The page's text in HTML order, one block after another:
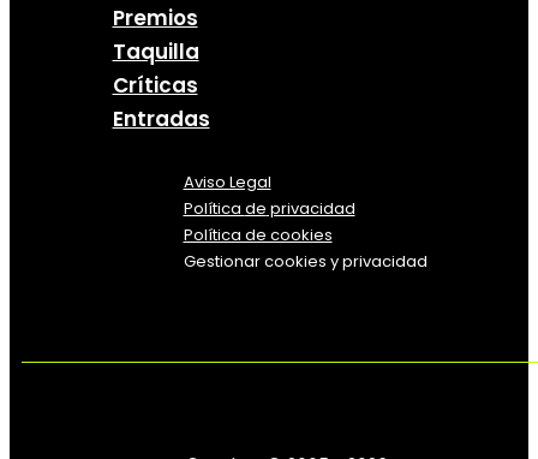
Premios
Taquilla
Críticas
Entradas
Aviso Legal
Política de privacidad
Política de cookies
Gestionar cookies y privacidad